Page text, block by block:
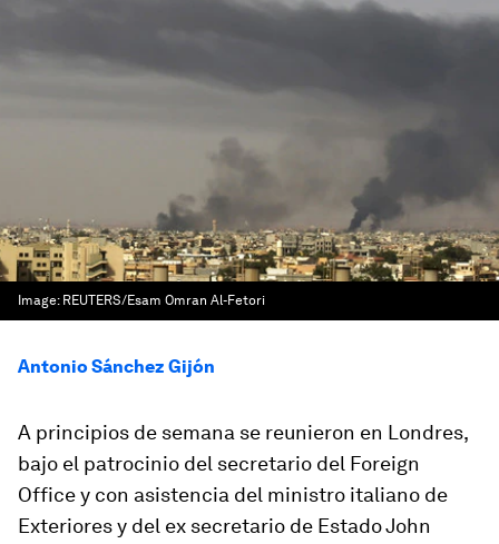
Image: REUTERS/Esam Omran Al-Fetori
Antonio Sánchez Gijón
A principios de semana se reunieron en Londres,
bajo el patrocinio del secretario del Foreign
Office y con asistencia del ministro italiano de
Exteriores y del ex secretario de Estado John